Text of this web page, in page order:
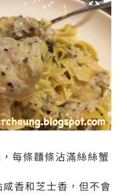
每條麵條沾滿絲絲蟹
香和芝士香，但不會